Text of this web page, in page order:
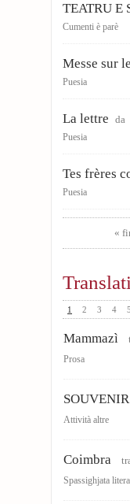
TEATRU E
Cumenti è parè
Messe sur
Puesia
La lettre da
Puesia
Tes frères
Puesia
«
1 2 3 4 5
Mammazì
Prosa
Attività altre
Coimbra
Spassighjata